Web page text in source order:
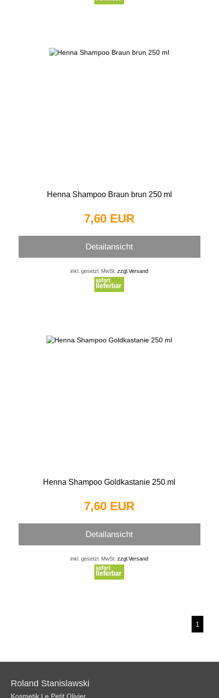
Henna Shampoo Braun brun 250 ml
7,60 EUR
Detailansicht
inkl. gesetzl. MwSt.zzgl.Versand
Henna Shampoo Goldkastanie 250 ml
7,60 EUR
Detailansicht
inkl. gesetzl. MwSt.zzgl.Versand
1
Roland Stanislawski
Kosmetik Le Petit Olivier